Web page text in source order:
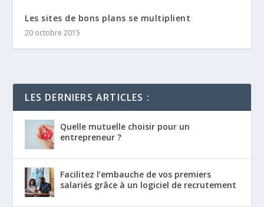
Les sites de bons plans se multiplient
20 octobre 2015
LES DERNIERS ARTICLES :
Quelle mutuelle choisir pour un
entrepreneur ?
Facilitez l’embauche de vos premiers
salariés grâce à un logiciel de recrutement